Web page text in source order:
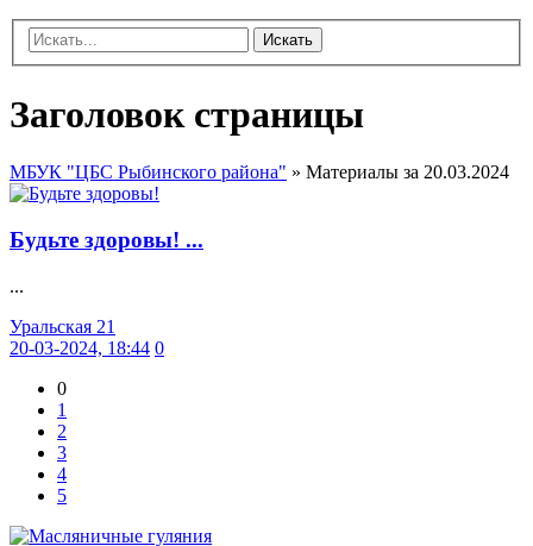
Искать
Заголовок страницы
МБУК "ЦБС Рыбинского района" » Материалы за 20.03.2024
Будьте здоровы! ...
...
Уральская 21
20-03-2024, 18:44 0
0
1
2
3
4
5